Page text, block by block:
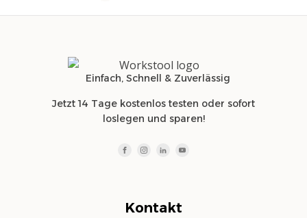
Einfach, Schnell & Zuverlässig
Jetzt 14 Tage kostenlos testen oder sofort
loslegen und sparen!
Kontakt